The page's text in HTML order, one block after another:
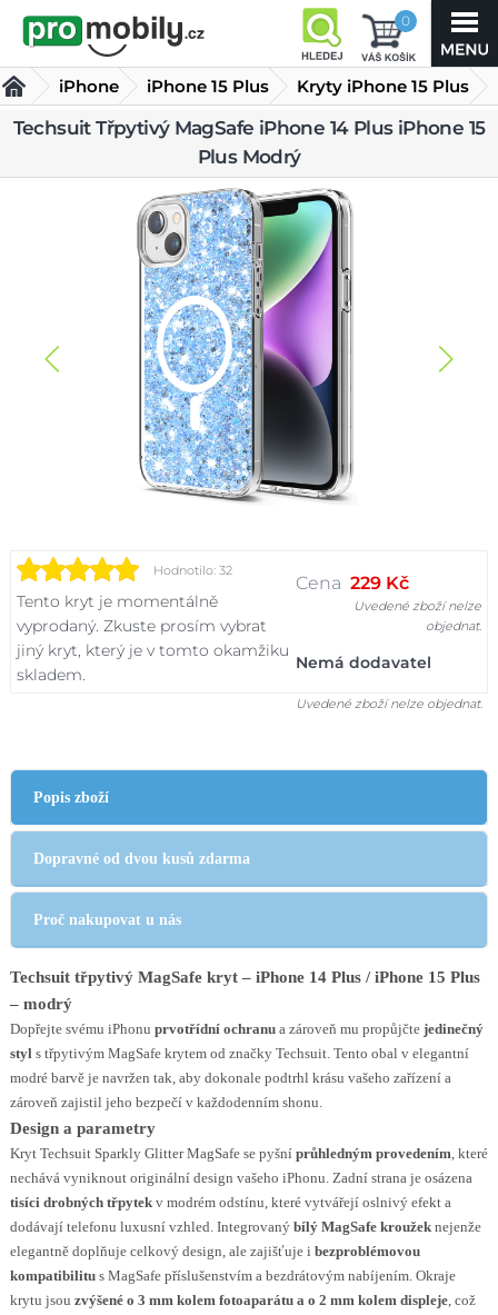
0
iPhone iPhone 15 Plus Kryty iPhone 15 Plus
Techsuit Třpytivý MagSafe iPhone 14 Plus iPhone 15 Plus
Modrý
Techsuit Třpytivý MagSafe iPhone 14 Plus iPhone 15
Plus Modrý
Hodnotilo: 32
Tento kryt je momentálně
vyprodaný. Zkuste prosím vybrat
jiný kryt, který je v tomto okamžiku
skladem.
Cena 229 Kč
Uvedené zboží nelze
objednat.
Nemá dodavatel
Uvedené zboží nelze objednat.
Popis zboží
Dopravné od dvou kusů zdarma
Proč nakupovat u nás
Techsuit třpytivý MagSafe kryt – iPhone 14 Plus / iPhone 15 Plus
– modrý
Dopřejte svému iPhonu prvotřídní ochranua zároveň mu propůjčte jedinečný
styls třpytivým MagSafe krytem od značky Techsuit. Tento obal v elegantní
modré barvě je navržen tak, aby dokonale podtrhl krásu vašeho zařízení a
zároveň zajistil jeho bezpečí v každodenním shonu.
Design a parametry
Kryt Techsuit Sparkly Glitter MagSafe se pyšní průhledným provedením, které
nechává vyniknout originální design vašeho iPhonu. Zadní strana je osázena
tisíci drobných třpytekv modrém odstínu, které vytvářejí oslnivý efekt a
dodávají telefonu luxusní vzhled. Integrovaný bílý MagSafe kroužeknejenže
elegantně doplňuje celkový design, ale zajišťuje i bezproblémovou
kompatibilitus MagSafe příslušenstvím a bezdrátovým nabíjením. Okraje
krytu jsou zvýšené o 3 mm kolem fotoaparátu a o 2 mm kolem displeje, což